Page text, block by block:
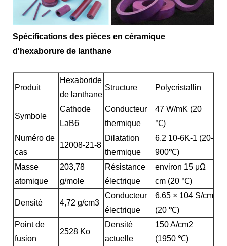
Spécifications des pièces en céramique
d'hexaborure de lanthane
Produit
Hexaboride
de lanthane
Structure Polycristallin
Symbole
Cathode
LaB6
Conducteur
thermique
47 W/mK (20
℃)
Numéro de
cas
12008-21-8
Dilatation
thermique
6.2 10-6K-1 (20-
900℃)
Masse
atomique
203,78
g/mole
Résistance
électrique
environ 15 μΩ
cm (20 ℃)
Densité 4,72 g/cm3
Conducteur
électrique
6,65 × 104 S/cm
(20 ℃)
Point de
fusion
2528 Ko
Densité
actuelle
150 A/cm2
(1950 ℃)